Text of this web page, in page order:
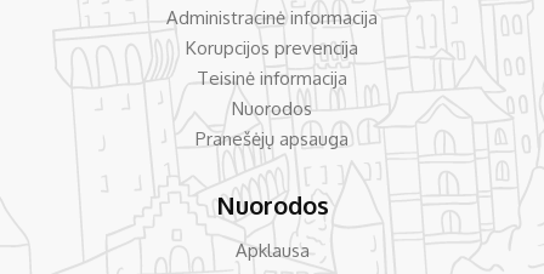
Administracinė informacija
Korupcijos prevencija
Teisinė informacija
Nuorodos
Pranešėjų apsauga
Nuorodos
Apklausa